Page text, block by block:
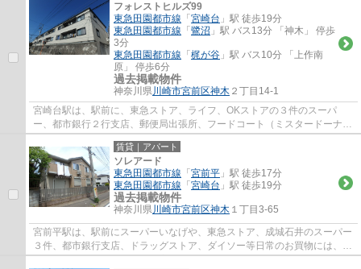
フォレストヒルズ99
東急田園都市線 「 宮崎台 」駅 徒歩19分
東急田園都市線 「 鷺沼 」駅 バス13分 「神木」 停歩
3分
東急田園都市線 「 梶が谷 」駅 バス10分 「上作南
原」 停歩6分
過去掲載物件
神奈川県川崎市宮前区神木 ２丁目14-1
宮崎台駅は、駅前に、東急ストア、ライフ、OKストアの３件のスーパ
ー、都市銀行２行支店、郵便局出張所、フードコート（ミスタードーナ
ツ、ケンタッキー、タリーズ、銀だこ）等があり...
賃貸｜アパート
ソレアード
東急田園都市線 「 宮前平 」駅 徒歩17分
東急田園都市線 「 宮崎台 」駅 徒歩19分
過去掲載物件
神奈川県川崎市宮前区神木 １丁目3-65
宮前平駅は、駅前にスーパーいなげや、東急ストア、成城石井のスーパー
３件、都市銀行支店、ドラッグストア、ダイソー等日常のお買物には、事
欠かないのと、駅北側には、宮前区役所、...